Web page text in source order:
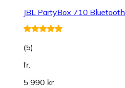
JBL PartyBox 710
(5)
fr.
5 990 kr